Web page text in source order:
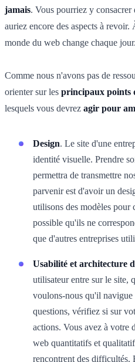
jamais. Vous pourriez y
auriez encore des aspects à
monde du web change chaque jour.
Comme nous n'avons pas de
orienter sur les principaux points
lesquels vous devrez agir pour
Design. Le site d'une
identité visuelle. Prendre
permettra de transmettre
parvenir est d'avoir un
utilisons des modèles pour
possible qu'ils ne
que d'autres entreprises
Usabilité et architecture
utilisateur entre sur le site,
voulons-nous qu'il navigue
questions, vérifiez si sur
actions. Vous avez à votre
web quantitatifs et
rencontrent des difficultés.